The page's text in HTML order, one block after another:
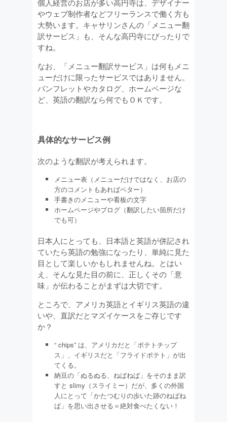
個人経営のお店が多い高円寺は、デザイナー
やウェブ制作者などフリーランスで働く方も
大勢います。キャサリンさんの「メニュー翻
訳サービス」も、そんな高円寺にぴったりで
すね。
なお、「メニュー翻訳サービス」は何もメニ
ューだけに限ったサービスではありません。
パンフレットやカタログ、ホームページな
ど、英語の翻訳なら何でもＯＫです。
具体的なサービス例
次のような翻訳が考えられます。
メニュー表（メニューだけではなく、お店の
方のコメントもあればベター）
手書きのメニューや看板の文字
ホームページやブログ（翻訳したい箇所だけ
でも可）
日本人にとっても、日本語と英語が併記され
ていたら英語の勉強になったり、単純に見た
目として楽しいかもしれませんね。とはい
え、そんな見た目の前に、正しくその「意
味」が伝わることがまずは大切です。
ところで、アメリカ英語とイギリス英語の違
いや、直訳だとマズイケースをご存じです
か？
“ chips” は、アメリカだと「ポテトチップ
ス」、イギリスだと「フライドポテト」が出
てくる。
納豆の「ぬるぬる、ねばねば」をそのまま訳
すと slimy（スライミー）だが、多くの外国
人にとって「かたつむりの歩いた跡のねばね
ば」を思い出させる＝絶対食べたくない！